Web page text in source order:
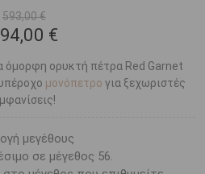
593,00 €
€
όμορφη ορυκτή πέτρα Red Garnet
μονόπετρο για ξεχωριστές
μεγέθους
σε μέγεθος 56.